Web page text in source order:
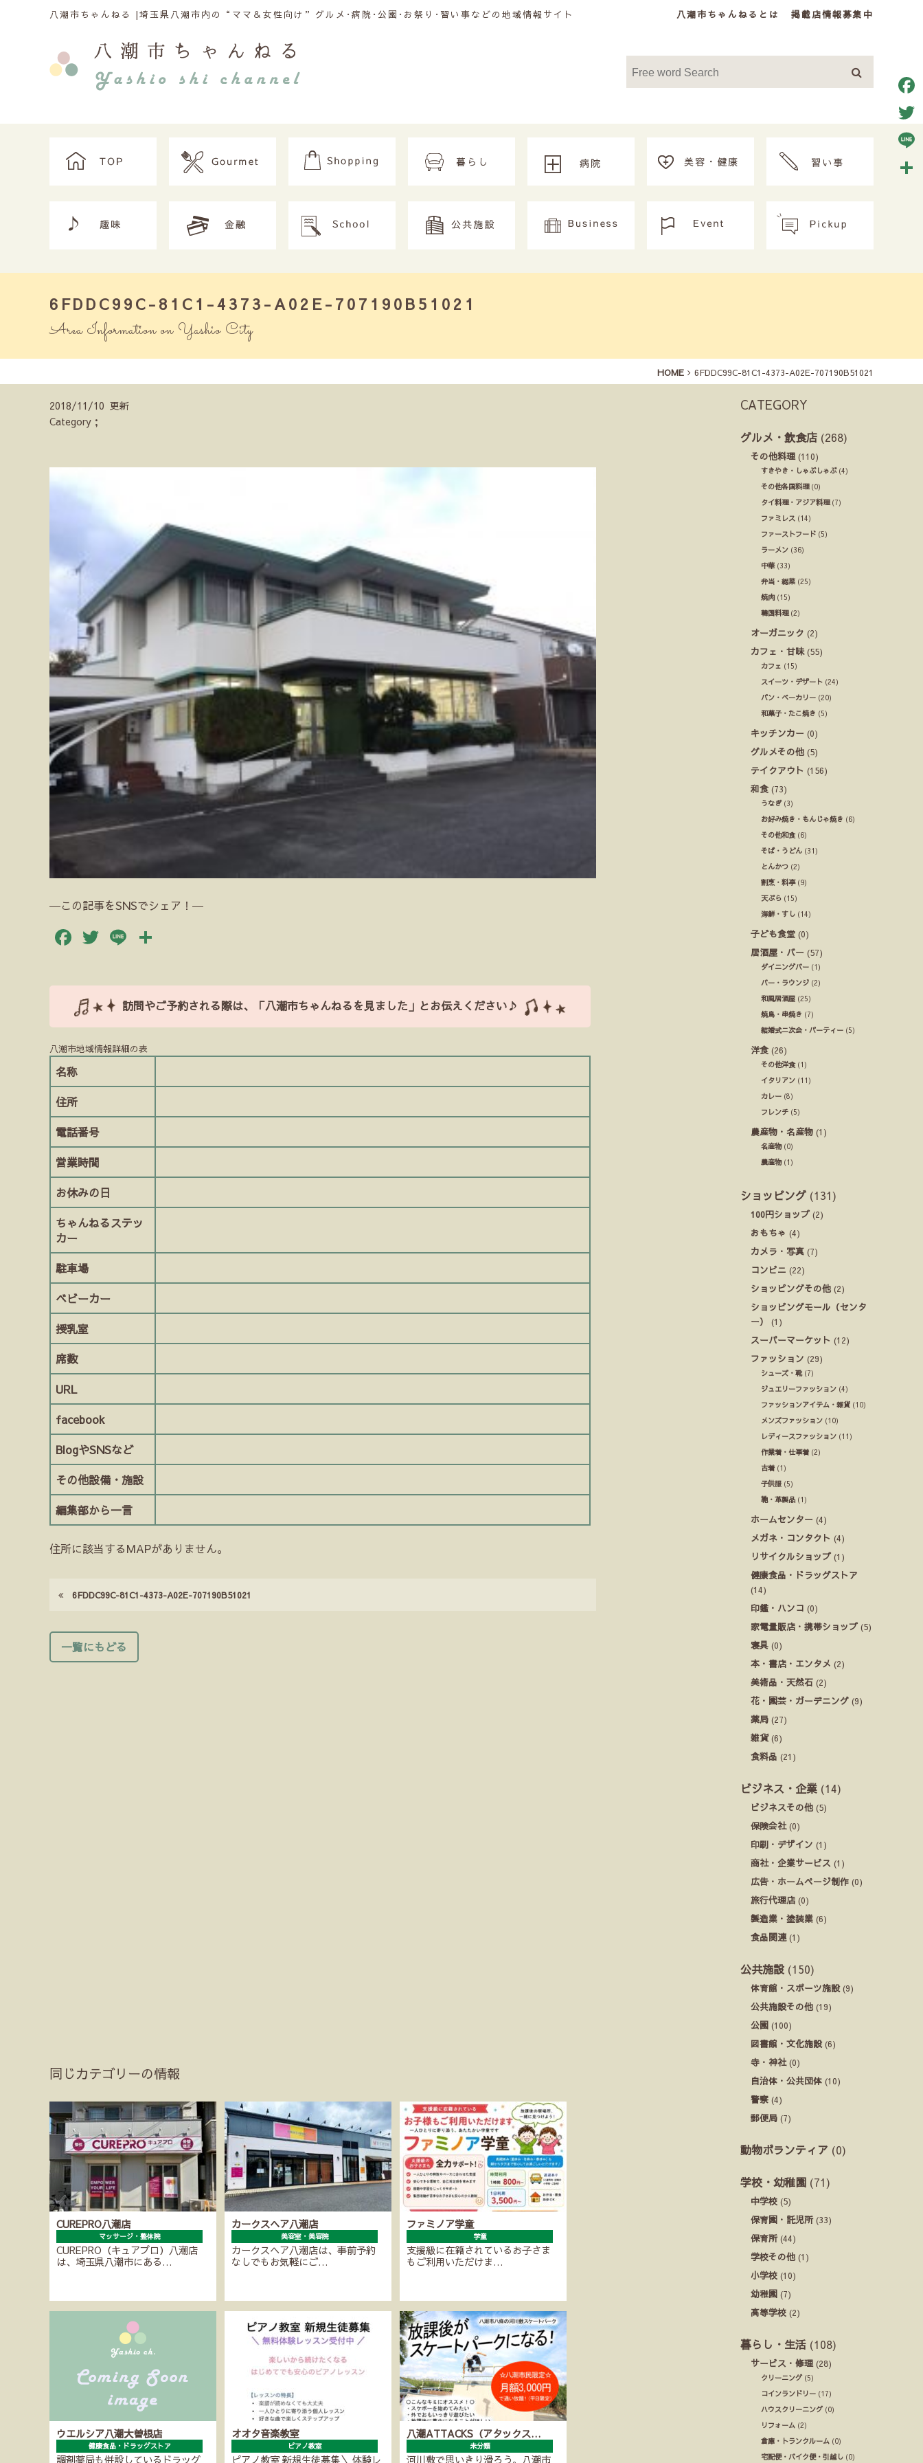
八潮市ちゃんねるとは 掲載店情報募集中
八潮市ちゃんねる |埼玉県八潮市内の“ママ＆女性向け”グルメ･病院･公園･お祭り･習い事などの地域情報サイト
6FDDC99C-81C1-4373-A02E-707190B51021
Area Information on Yashio City
HOME 6FDDC99C-81C1-4373-A02E-707190B51021
2018/11/10 更新
Category；
―この記事をSNSでシェア！―
Facebook
Twitter
Line
訪問やご予約される際は、「八潮市ちゃんねるを見ました」とお伝えください♪
八潮市地域情報詳細の表
名称
住所
電話番号
営業時間
お休みの日
ちゃんねるステッ
カー
駐車場
ベビーカー
授乳室
席数
URL
facebook
BlogやSNSなど
その他設備・施設
編集部から一言
住所に該当するMAPがありません。
6FDDC99C-81C1-4373-A02E-707190B51021
一覧にもどる
同じカテゴリーの情報
CUREPRO八潮店
マッサージ・整体院
CUREPRO（キュアプロ）八潮店
は、埼玉県八潮市にある…
カークスヘア八潮店
美容室・美容院
カークスヘア八潮店は、事前予約
なしでもお気軽にご…
ファミノア学童
学童
支援級に在籍されているお子さま
もご利用いただけま…
ウエルシア八潮大曽根店
健康食品・ドラッグストア
調剤薬局も併設しているドラッグ
オオタ音楽教室
ピアノ教室
ピアノ教室 新規生徒募集＼ 体験レ
八潮ATTACKS（アタックス…
未分類
河川敷で思いきり滑ろう。八潮市
CATEGORY
グルメ・飲食店 (268)
その他料理 (110)
すきやき・しゃぶしゃぶ(4)
その他各国料理(0)
タイ料理・アジア料理(7)
ファミレス (14)
ファーストフード (5)
ラーメン (36)
中華(33)
弁当・総菜 (25)
焼肉 (15)
韓国料理(2)
オーガニック (2)
カフェ・甘味(55)
カフェ (15)
スイーツ・デザート (24)
パン・ベーカリー (20)
和菓子・たこ焼き (5)
キッチンカー (0)
グルメその他 (5)
テイクアウト (156)
和食 (73)
うなぎ(3)
お好み焼き・もんじゃ焼き (6)
その他和食(6)
そば・うどん (31)
とんかつ (2)
割烹・料亭(9)
天ぷら (15)
海鮮・すし (14)
子ども食堂 (0)
居酒屋・バー (57)
ダイニングバー (1)
バー・ラウンジ (2)
和風居酒屋 (25)
焼鳥・串焼き (7)
結婚式ニ次会・パーティー (5)
洋食 (26)
その他洋食(1)
イタリアン (11)
カレー (8)
フレンチ (5)
農産物・名産物 (1)
名産物(0)
農産物(1)
ショッピング (131)
100円ショップ (2)
おもちゃ (4)
カメラ・写真 (7)
コンビニ (22)
ショッピングその他 (2)
ショッピングモール（センタ
ー）
(1)
スーパーマーケット (12)
ファッション (29)
シューズ・靴(7)
ジュエリーファッション (4)
ファッションアイテム・雑貨 (10)
メンズファッション (10)
レディースファッション (11)
作業着・仕事着 (2)
古着 (1)
子供服 (5)
鞄・革製品 (1)
ホームセンター (4)
メガネ・コンタクト (4)
リサイクルショップ (1)
健康食品・ドラッグストア
(14)
印鑑・ハンコ (0)
家電量販店・携帯ショップ (5)
寝具 (0)
本・書店・エンタメ (2)
美術品・天然石 (2)
花・園芸・ガーデニング (9)
薬局 (27)
雑貨(6)
食料品 (21)
ビジネス・企業 (14)
ビジネスその他 (5)
保険会社(0)
印刷・デザイン (1)
商社・企業サービス (1)
広告・ホームページ制作 (0)
旅行代理店 (0)
製造業・塗装業 (6)
食品関連 (1)
公共施設 (150)
体育館・スポーツ施設(9)
公共施設その他 (19)
公園 (100)
図書館・文化施設(6)
寺・神社(0)
自治体・公共団体 (10)
警察 (4)
郵便局 (7)
動物ボランティア (0)
学校・幼稚園 (71)
中学校 (5)
保育園・託児所(33)
保育所(44)
学校その他 (1)
小学校 (10)
幼稚園 (7)
高等学校 (2)
暮らし・生活 (108)
サービス・修理 (28)
クリーニング(5)
コインランドリー (17)
ハウスクリーニング(0)
リフォーム (2)
倉庫・トランクルーム (0)
宅配便・バイク便・引越し (0)
Line